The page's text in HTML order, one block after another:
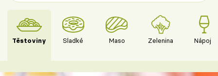
Těstoviny Sladké Maso Zelenina Nápoje